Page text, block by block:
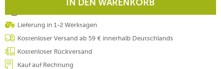
IN DEN WARENKORB
Lieferung in 1-2 Werktagen
Kostenloser Versand ab 59 € innerhalb Deutschlands
Kostenloser Rückversand
Kauf auf Rechnung